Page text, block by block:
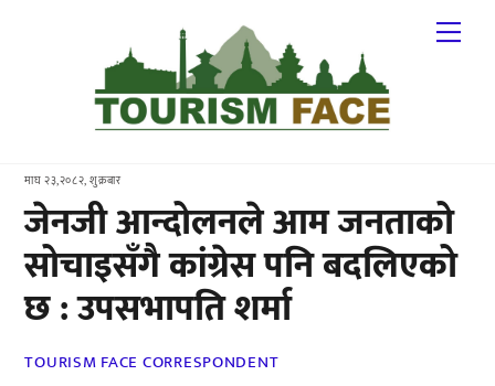
माघ २३,२०८२, शुक्रबार
जेनजी आन्दोलनले आम जनताको
सोचाइसँगै कांग्रेस पनि बदलिएको
छ : उपसभापति शर्मा
TOURISM FACE CORRESPONDENT